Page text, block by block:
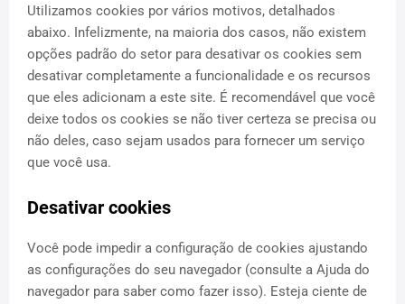
Utilizamos cookies por vários motivos, detalhados
abaixo. Infelizmente, na maioria dos casos, não existem
opções padrão do setor para desativar os cookies sem
desativar completamente a funcionalidade e os recursos
que eles adicionam a este site. É recomendável que você
deixe todos os cookies se não tiver certeza se precisa ou
não deles, caso sejam usados ​​para fornecer um serviço
que você usa.
Desativar cookies
Você pode impedir a configuração de cookies ajustando
as configurações do seu navegador (consulte a Ajuda do
navegador para saber como fazer isso). Esteja ciente de